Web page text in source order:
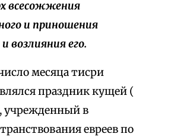
всесожжения
и приношения
возлияния его.
месяца тисри
праздник кущей (
учрежденный в
евреев по